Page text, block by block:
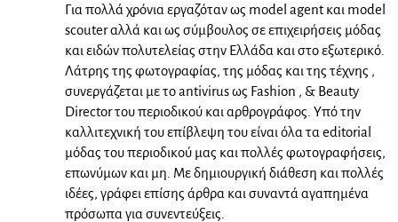
Για πολλά χρόνια εργαζόταν ως model agent και model
scouter αλλά και ως σύμβουλος σε επιχειρήσεις μόδας
και ειδών πολυτελείας στην Ελλάδα και στο εξωτερικό.
Λάτρης της φωτογραφίας, της μόδας και της τέχνης ,
συνεργάζεται με το antivirus ως Fashion , & Beauty
Director του περιοδικού και αρθρογράφος. Υπό την
καλλιτεχνική του επίβλεψη του είναι όλα τα editorial
μόδας του περιοδικού μας και πολλές φωτογραφήσεις,
επωνύμων και μη. Με δημιουργική διάθεση και πολλές
ιδέες, γράφει επίσης άρθρα και συναντά αγαπημένα
πρόσωπα για συνεντεύξεις.